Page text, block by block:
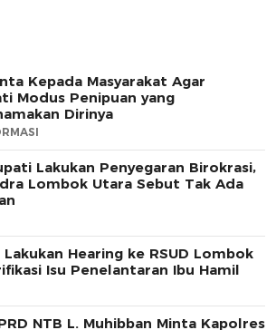
Kepada Masyarakat Agar
Modus Penipuan yang
Dirinya
Lakukan Penyegaran Birokrasi,
Lombok Utara Sebut Tak Ada
Lakukan Hearing ke RSUD Lombok
Isu Penelantaran Ibu Hamil
NTB L. Muhibban Minta Kapolres